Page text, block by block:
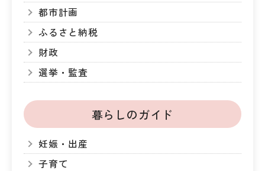
都市計画
ふるさと納税
財政
選挙・監査
暮らしのガイド
妊娠・出産
子育て